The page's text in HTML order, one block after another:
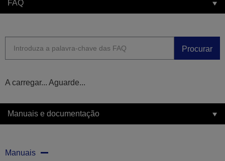
FAQ
Procurar
A carregar... Aguarde...
Manuais e documentação
Manuais